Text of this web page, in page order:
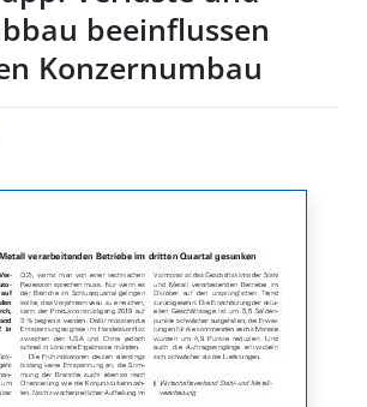
beeinflussen
Konzernumbau